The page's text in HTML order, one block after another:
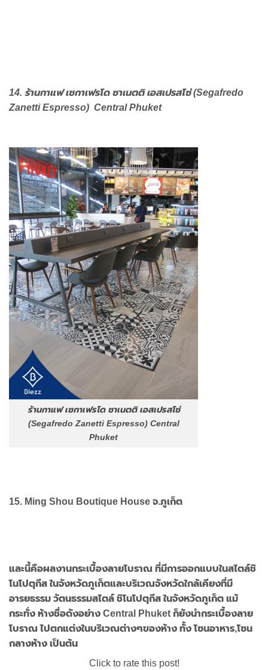
14. ร้านกาแฟ เซกาเฟรโด ซาเนตติ เอสเปรสโซ่ (Segafredo
Zanetti Espresso) Central Phuket
ร้านกาแฟ เซกาเฟรโด ซาเนตติ เอสเปรสโซ่
(Segafredo Zanetti Espresso) Central
Phuket
15. Ming Shou Boutique House จ.ภูเก็ต
และนี้คือผลงานกระเบื้องลายโบราณ ที่มีการออกแบบในสไตล์ชิ
โนโปตุกีส ในจังหวัดภูเก็ตและบริเวณจังหวัดใกล้เคียงที่มี
อารยธรรม วัตนธรรมสไตล์ ชิโนโปตุกีส ในจังหวัดภูเก็ต แม้
กระทั่ง ห้างชื่อดังอย่าง Central Phuket ก็ยังนำกระเบื้องลาย
โบราณ ไปตกแต่งในบริเวณต่างๆของห้าง ทั้ง โซนอาหาร,โซน
กลางห้าง เป็นต้น
Click to rate this post!